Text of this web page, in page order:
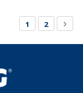
Pagina
Attualmente
1 Pagina
2